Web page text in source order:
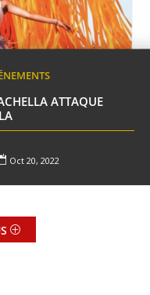
ATTAQUE
Oct 20, 2022